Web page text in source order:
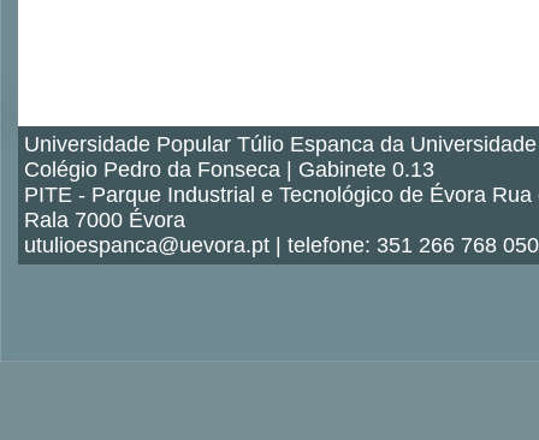
Universidade Popular Túlio Espanca da
Colégio Pedro da Fonseca | Gabinete 0.13
PITE - Parque Industrial e Tecnológico de Évora Rua
Rala 7000 Évora
utulioespanca@uevora.pt | telefone: 351 266 768 050